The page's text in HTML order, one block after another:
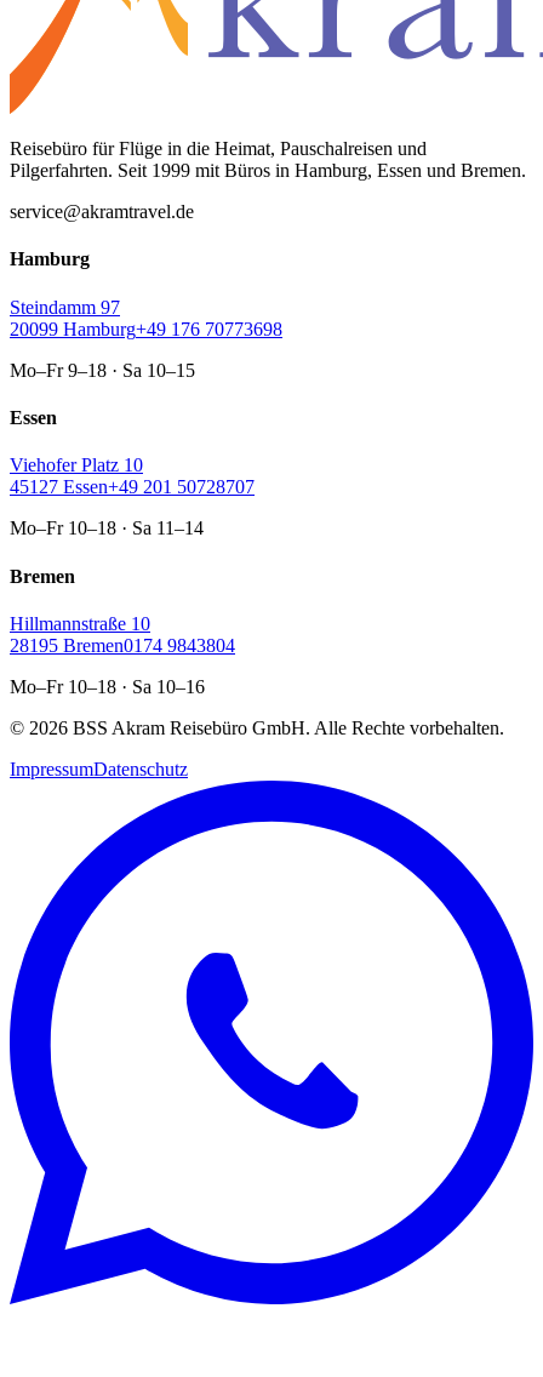
Reisebüro für Flüge in die Heimat, Pauschalreisen und
Pilgerfahrten. Seit 1999 mit Büros in Hamburg, Essen und Bremen.
service@akramtravel.de
Hamburg
Steindamm 97
20099 Hamburg+49 176 70773698
Mo–Fr 9–18 · Sa 10–15
Essen
Viehofer Platz 10
45127 Essen+49 201 50728707
Mo–Fr 10–18 · Sa 11–14
Bremen
Hillmannstraße 10
28195 Bremen0174 9843804
Mo–Fr 10–18 · Sa 10–16
© 2026 BSS Akram Reisebüro GmbH. Alle Rechte vorbehalten.
ImpressumDatenschutz